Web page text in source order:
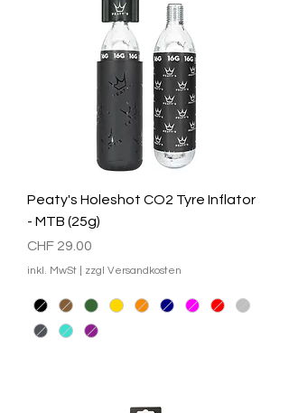
Peaty's Holeshot CO2 Tyre Inflator
- MTB (25g)
Preis
CHF 29.00
inkl. MwSt zzgl Versandkosten